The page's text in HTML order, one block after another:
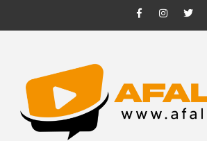
FacebookInstagramTwitter